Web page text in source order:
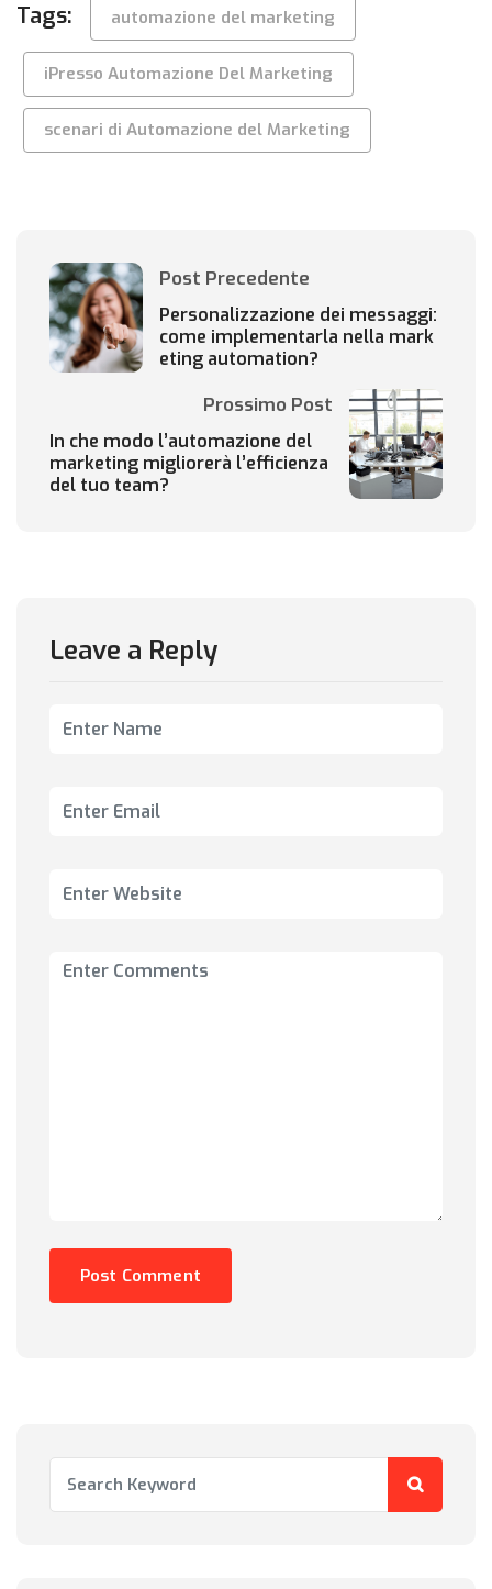
Tags: automazione del marketing
iPresso Automazione Del Marketing
scenari di Automazione del Marketing
Post Precedente
Personalizzazione dei messaggi:
come implementarla nella mark
eting automation?
Prossimo Post
In che modo l’automazione del
marketing migliorerà l’efficienza
del tuo team?
Leave a Reply